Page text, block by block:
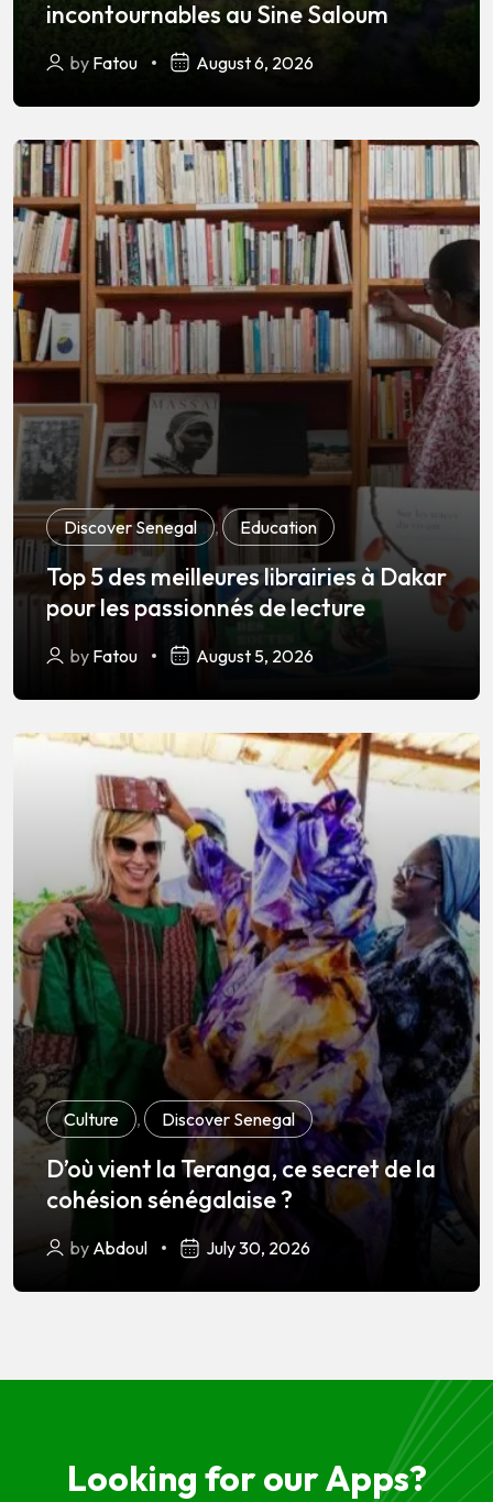
incontournables au Sine Saloum
by Fatou August 6, 2026
Discover Senegal , Education
Top 5 des meilleures librairies à Dakar
pour les passionnés de lecture
by Fatou August 5, 2026
Culture , Discover Senegal
D’où vient la Teranga, ce secret de la
cohésion sénégalaise ?
by Abdoul July 30, 2026
Looking for our Apps?